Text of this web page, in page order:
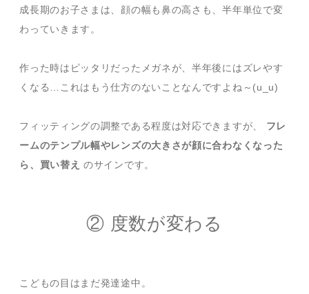
成長期のお子さまは、顔の幅も鼻の高さも、半年単位で変
わっていきます。
作った時はピッタリだったメガネが、半年後にはズレやす
くなる…これはもう仕方のないことなんですよね～(u_u)
フィッティングの調整である程度は対応できますが、 フレ
ームのテンプル幅やレンズの大きさが顔に合わなくなった
ら、買い替え のサインです。
② 度数が変わる
こどもの目はまだ発達途中。